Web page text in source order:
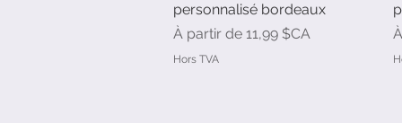
personnalisé bordeaux
À partir de 11,99 $CA
Prix promotionnel
Hors TVA